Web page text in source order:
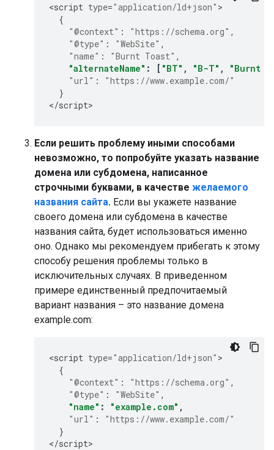
<script type="application/ld+json"
{
"@context" : "https://schema.org" ,
"@type" : "WebSite" ,
"name" : "Burnt Toast" ,
"alternateName" : [ "BT" , "B-T" ,
"Burnt
"url" :
"https://www.example.com/"
}
</script>
Если решить проблему иными способами
невозможно, то попробуйте указать название
домена или субдомена, написанное
строчными буквами, в качестве желаемого
названия сайта. Если вы укажете название
своего домена или субдомена в качестве
названия сайта, будет использоваться именно
оно. Однако мы рекомендуем прибегать к этому
способу решения проблемы только в
исключительных случаях. В приведенном
примере единственный предпочитаемый
вариант названия – это название домена
example.com:
<script type="application/ld+json"
{
"@context" : "https://schema.org" ,
"@type" : "WebSite" ,
"name" : "example.com" ,
"url" :
"https://www.example.com/"
}
</script>